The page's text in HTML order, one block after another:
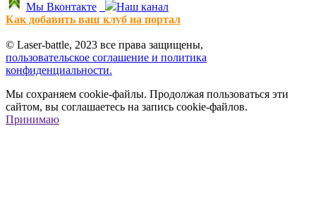
Мы Вконтакте
Наш канал
Как добавить ваш клуб на портал
© Laser-battle, 2023 все права защищены,
пользовательское соглашение и политика
конфиденциальности.
Мы сохраняем cookie-файлы. Продолжая пользоваться эти
сайтом, вы соглашаетесь на запись cookie-файлов.
Принимаю